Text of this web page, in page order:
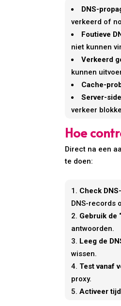
DNS-
verkeerd of
Foutieve
niet kunnen
Verkeerd
kunnen
Cache-
Server-
verkeer
Hoe
Direct na een
te doen:
Check
DNS-records
Gebruik de
antwoorden.
Leeg de
wissen.
Test vanaf
proxy.
Activeer